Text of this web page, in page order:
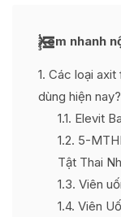
Xem nhanh
1 Các loại
dùng hiện nay?
1.1 Elevit
1.2 5-
Tật Thai
1.3 Viên
1.4 Viên